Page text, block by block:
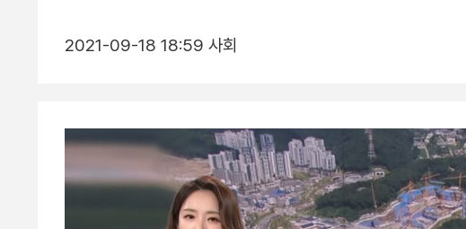
2021-09-18 18:59 사회